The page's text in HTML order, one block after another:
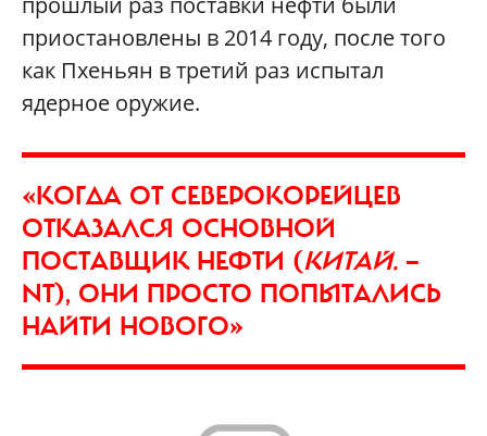
приостановлены в 2014 году, после того
как Пхеньян в третий раз испытал
ядерное оружие.
«КОГДА ОТ СЕВЕРОКОРЕЙЦЕВ
ОТКАЗАЛСЯ ОСНОВНОЙ
ПОСТАВЩИК НЕФТИ (КИТАЙ. —
NT), ОНИ ПРОСТО ПОПЫТАЛИСЬ
НАЙТИ НОВОГО»